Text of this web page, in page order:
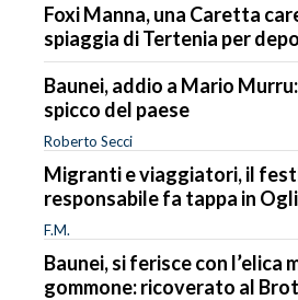
Foxi Manna, una Caretta
spiaggia di Tertenia per
Baunei, addio a Mario
spicco del paese
Roberto Secci
Migranti e viaggiatori, il
responsabile fa tappa in
F.M.
Baunei, si ferisce con l’elica
gommone: ricoverato al